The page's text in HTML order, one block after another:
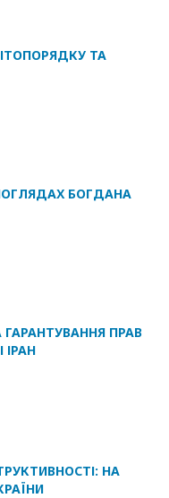
ТА
БОГДАНА
ПРАВ
ІРАН
НА